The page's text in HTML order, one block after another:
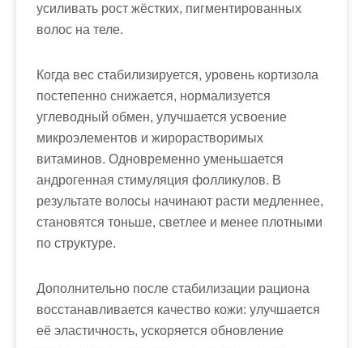
усиливать рост жёстких, пигментированных
волос на теле.
Когда вес стабилизируется, уровень кортизола
постепенно снижается, нормализуется
углеводный обмен, улучшается усвоение
микроэлементов и жирорастворимых
витаминов. Одновременно уменьшается
андрогенная стимуляция фолликулов. В
результате волосы начинают расти медленнее,
становятся тоньше, светлее и менее плотными
по структуре.
Дополнительно после стабилизации рациона
восстанавливается качество кожи: улучшается
её эластичность, ускоряется обновление